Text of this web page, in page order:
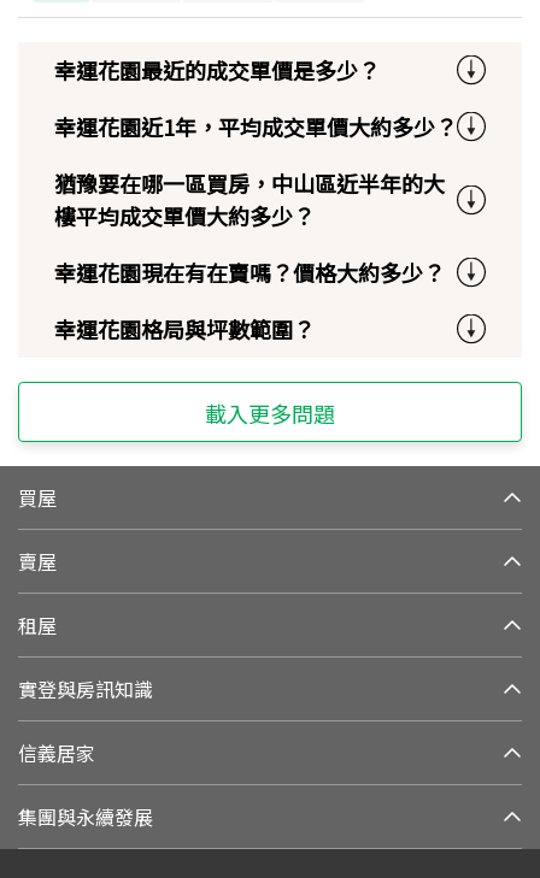
幸運花園最近的成交單價是多少？
幸運花園近1年，平均成交單價大約多少？
猶豫要在哪一區買房，中山區近半年的大
樓平均成交單價大約多少？
幸運花園現在有在賣嗎？價格大約多少？
幸運花園格局與坪數範圍？
載入更多問題
買屋
賣屋
租屋
實登與房訊知識
信義居家
集團與永續發展